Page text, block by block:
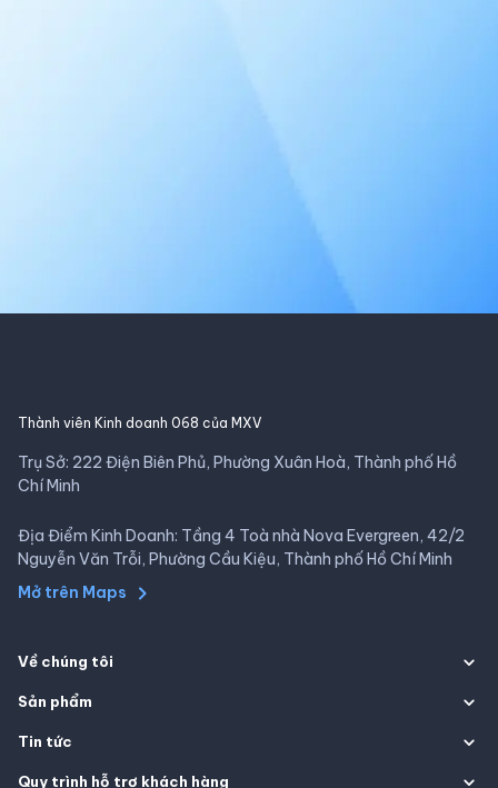
Thành viên Kinh doanh 068 của MXV
Trụ Sở: 222 Điện Biên Phủ, Phường Xuân Hoà, Thành phố Hồ
Chí Minh
Địa Điểm Kinh Doanh: Tầng 4 Toà nhà Nova Evergreen, 42/2
Nguyễn Văn Trỗi, Phường Cầu Kiệu, Thành phố Hồ Chí Minh
Mở trên Maps
Về chúng tôi
Sản phẩm
Tin tức
Quy trình hỗ trợ khách hàng